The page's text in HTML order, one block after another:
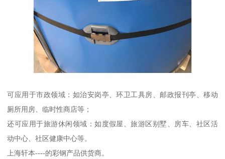
可应用于市政领域：如治安岗亭、环卫工具房、邮政报刊亭、移动
厕所用房、临时性商店等；
还可应用于旅游休闲领域：如度假屋、旅游区别墅、房车、社区活
动中心、社区健康中心等。
上海轩本----的彩钢产品供货商。